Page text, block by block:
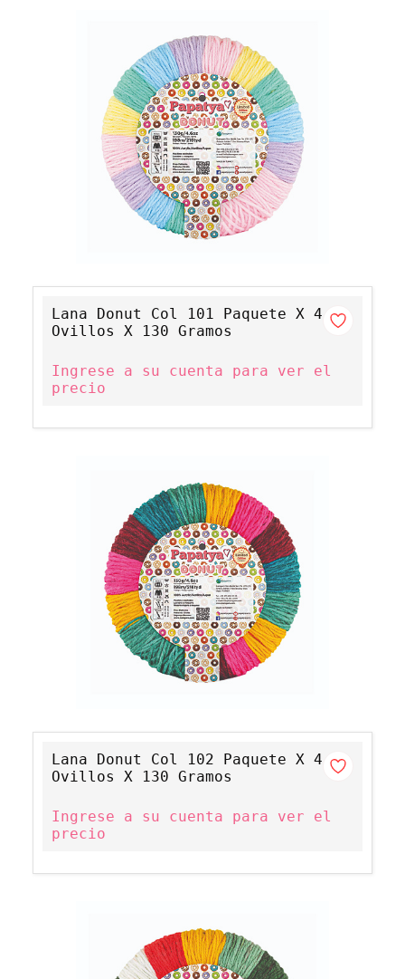
Lana Donut Col 101 Paquete X 4
Ovillos X 130 Gramos
Ingrese a su cuenta para ver el
precio
Lana Donut Col 102 Paquete X 4
Ovillos X 130 Gramos
Ingrese a su cuenta para ver el
precio